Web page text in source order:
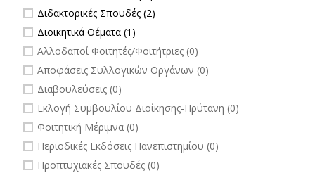
Apply Διδακτορικές Σπουδές filter
Διδακτορικές Σπουδές (2)
Apply Διοικητικά Θέματα filter
Διοικητικά Θέματα (1)
undefined
Αλλοδαποί Φοιτητές/Φοιτήτριες (0)
undefined
Αποφάσεις Συλλογικών Οργάνων (0)
undefined
Διαβουλεύσεις (0)
undefined
Εκλογή Συμβουλίου Διοίκησης-Πρύτανη (0)
undefined
Φοιτητική Μέριμνα (0)
undefined
Περιοδικές Εκδόσεις Πανεπιστημίου (0)
undefined
Προπτυχιακές Σπουδές (0)